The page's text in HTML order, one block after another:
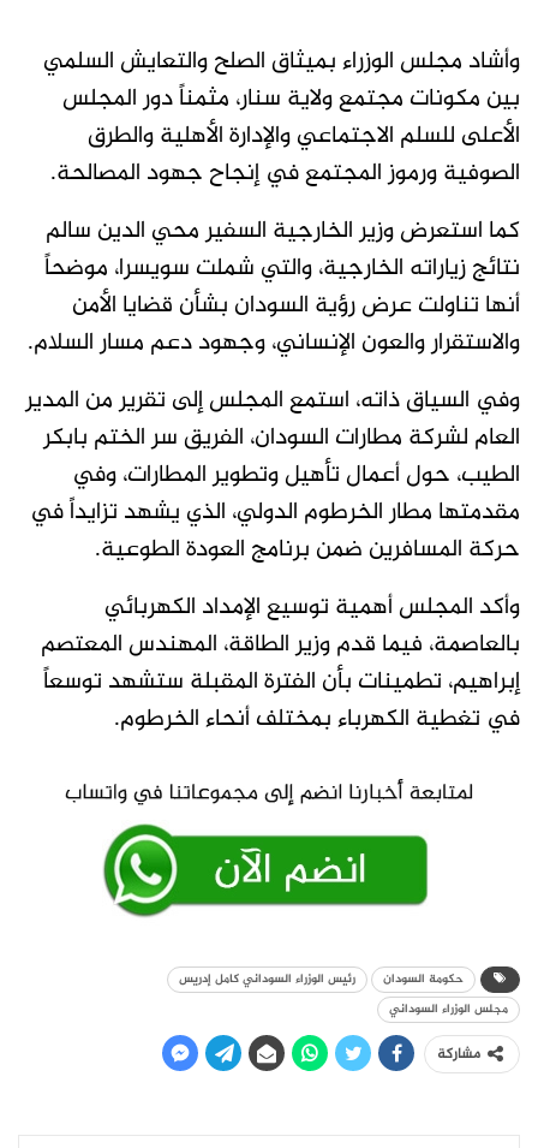
وأشاد مجلس الوزراء بميثاق الصلح والتعايش السلمي
بين مكونات مجتمع ولاية سنار، مثمناً دور المجلس
الأعلى للسلم الاجتماعي والإدارة الأهلية والطرق
الصوفية ورموز المجتمع في إنجاح جهود المصالحة.
كما استعرض وزير الخارجية السفير محي الدين سالم
نتائج زياراته الخارجية، والتي شملت سويسرا، موضحاً
أنها تناولت عرض رؤية السودان بشأن قضايا الأمن
والاستقرار والعون الإنساني، وجهود دعم مسار السلام.
وفي السياق ذاته، استمع المجلس إلى تقرير من المدير
العام لشركة مطارات السودان، الفريق سر الختم بابكر
الطيب، حول أعمال تأهيل وتطوير المطارات، وفي
مقدمتها مطار الخرطوم الدولي، الذي يشهد تزايداً في
حركة المسافرين ضمن برنامج العودة الطوعية.
وأكد المجلس أهمية توسيع الإمداد الكهربائي
بالعاصمة، فيما قدم وزير الطاقة، المهندس المعتصم
إبراهيم، تطمينات بأن الفترة المقبلة ستشهد توسعاً
في تغطية الكهرباء بمختلف أنحاء الخرطوم.
حكومة السودان
رئيس الوزراء السوداني كامل إدريس
مجلس الوزراء السوداني
مشاركة